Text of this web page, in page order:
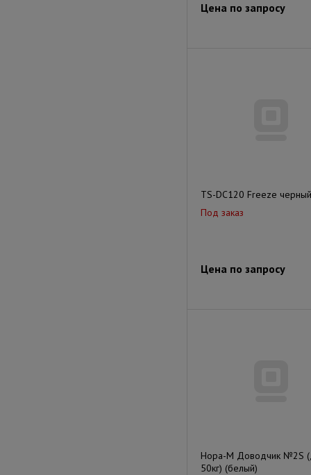
Цена по запросу
TS-DC120 Freeze черный
Под заказ
Цена по запросу
Нора-М Доводчик №2S
50кг) (белый)